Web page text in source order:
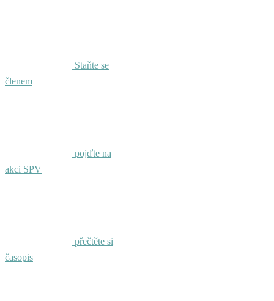
Staňte se
členem
pojďte na
akci SPV
přečtěte si
časopis